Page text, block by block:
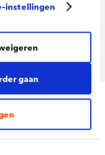
instellingen
gaan